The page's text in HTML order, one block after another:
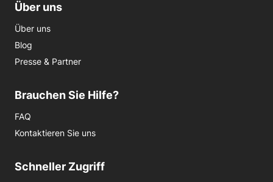
Über uns
Über uns
Blog
Presse & Partner
Brauchen Sie Hilfe?
FAQ
Kontaktieren Sie uns
Schneller Zugriff